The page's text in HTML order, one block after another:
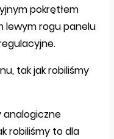
pokrętłem
lewym rogu panelu
tak jak robiliśmy
analogiczne
robiliśmy to dla